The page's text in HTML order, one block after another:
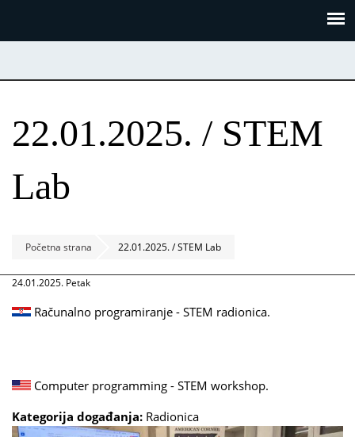
22.01.2025. / STEM
Lab
Početna strana 22.01.2025. / STEM Lab
24.01.2025. Petak
Računalno programiranje - STEM radionica.
Computer programming - STEM workshop.
Kategorija događanja: Radionica